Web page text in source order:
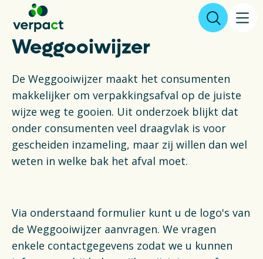
Aangifte & tarieven
Over ons
Resultaten
Inzameling & Recycling
Wetgeving
Weggooiwijzer
De Weggooiwijzer maakt het consumenten
makkelijker om verpakkingsafval op de juiste
wijze weg te gooien. Uit onderzoek blijkt dat
onder consumenten veel draagvlak is voor
gescheiden inzameling, maar zij willen dan wel
weten in welke bak het afval moet.
Via onderstaand formulier kunt u de logo's van
de Weggooiwijzer aanvragen. We vragen
enkele contactgegevens zodat we u kunnen